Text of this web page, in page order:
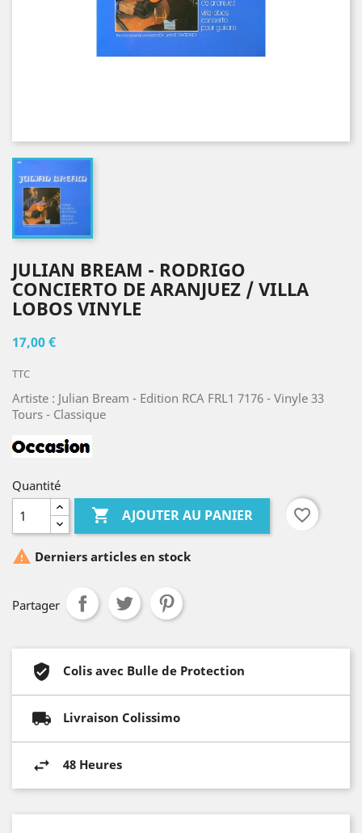
JULIAN BREAM - RODRIGO
CONCIERTO DE ARANJUEZ / VILLA
LOBOS VINYLE
17,00 €
TTC
Artiste : Julian Bream - Edition RCA FRL1 7176 - Vinyle 33
Tours - Classique
Quantité
 AJOUTER AU PANIER favorite_border
 Derniers articles en stock
Partager
Colis avec Bulle de Protection
Livraison Colissimo
48 Heures